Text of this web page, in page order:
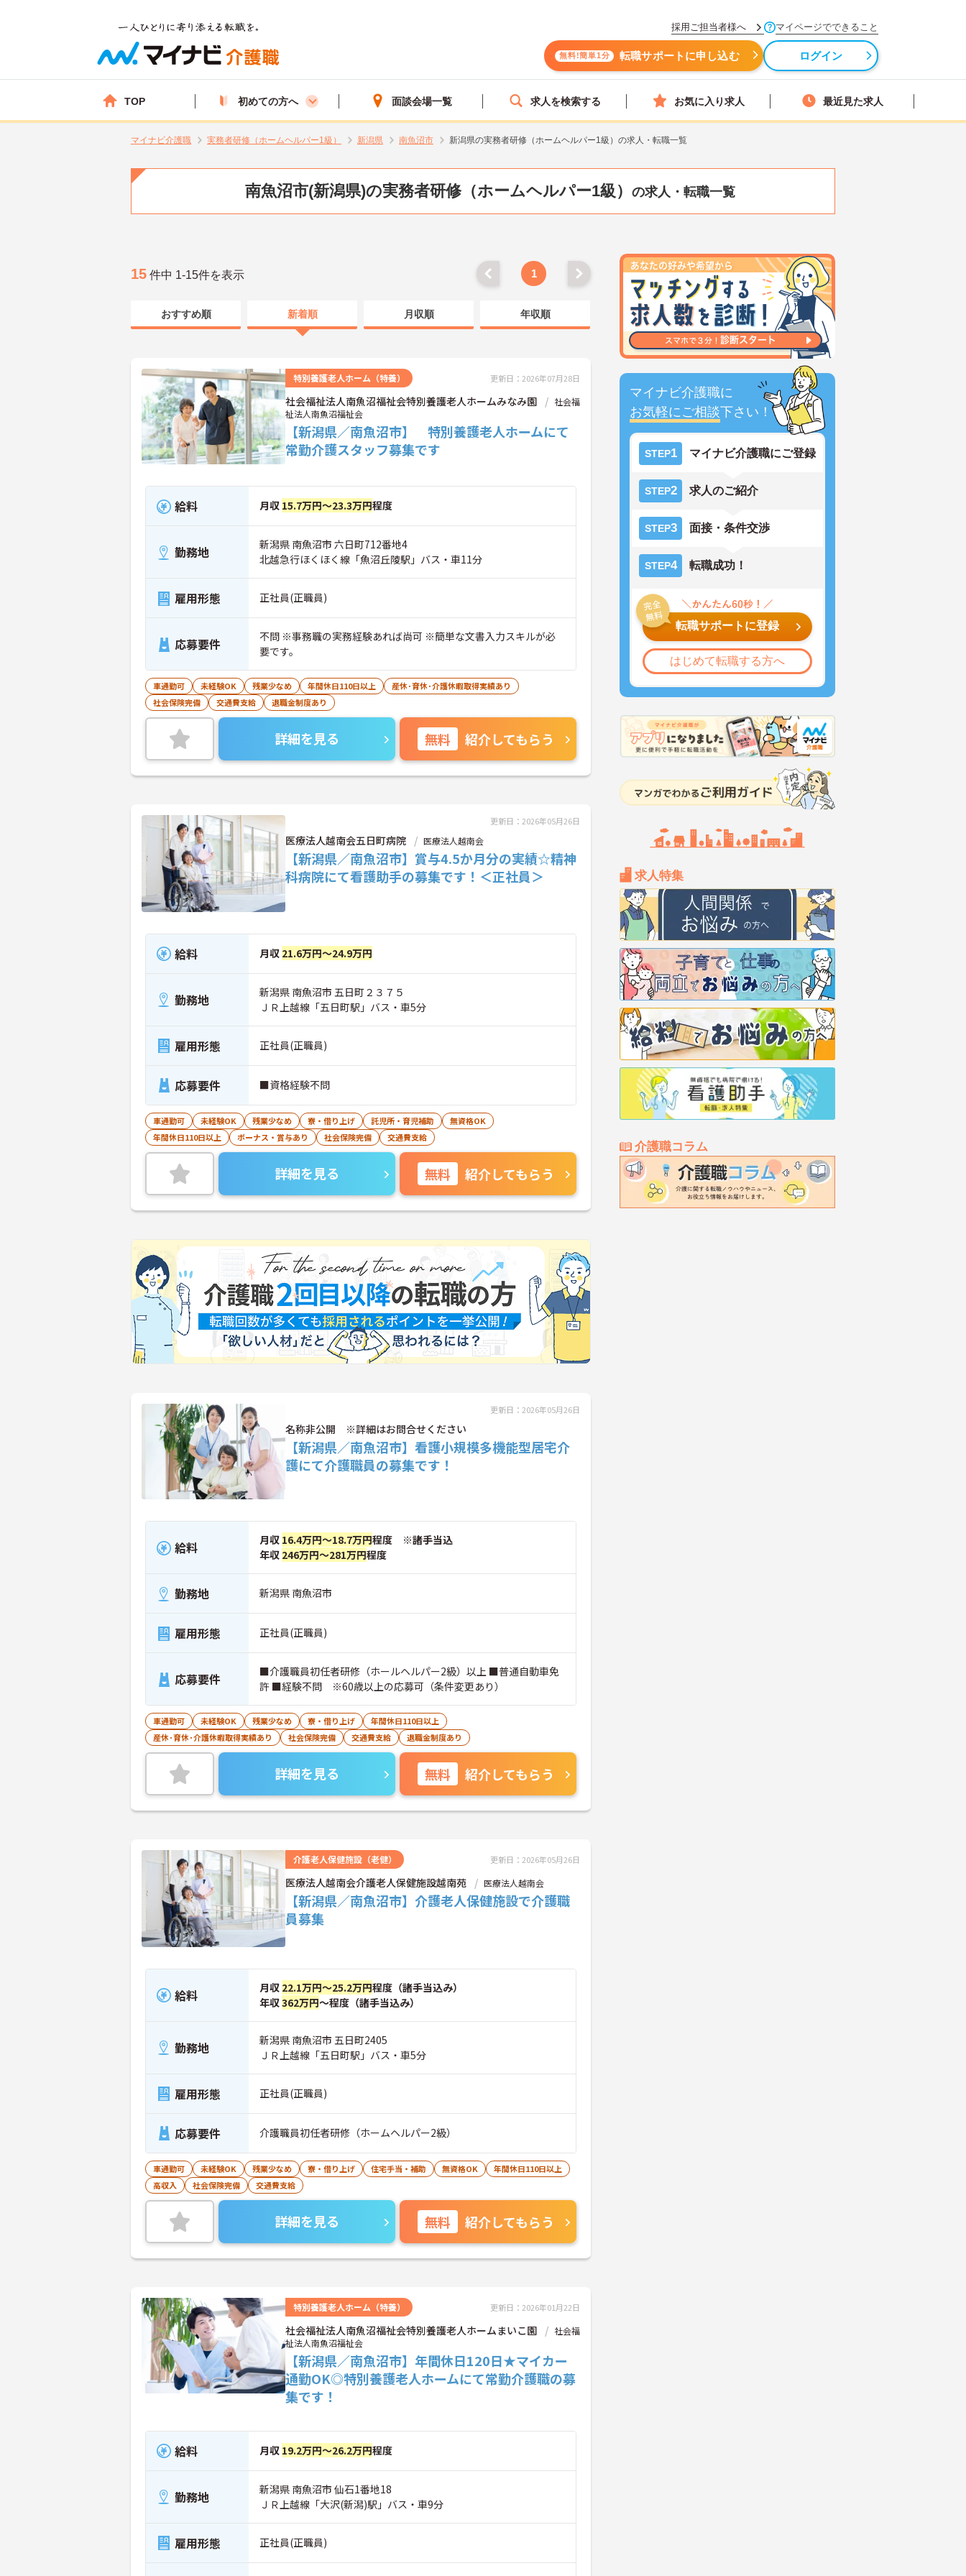
採用ご担当者様へ マイページでできること
無料!簡単1分 転職サポートに申し込む ログイン
TOP 初めての方へ 面談会場一覧 求人を検索する お気に入り求人 最近見た求人
マイナビ介護職 実務者研修（ホームヘルパー1級） 新潟県 南魚沼市 新潟県の実務者研修（ホームヘルパー1級）の求人・転職一覧
南魚沼市(新潟県)の実務者研修（ホームヘルパー1級） の求人・転職一覧
マイナビ介護職に
お気軽にご相談下さい！
STEP1 マイナビ介護職にご登録
STEP2 求人のご紹介
STEP3 面接・条件交渉
STEP4 転職成功！
転職サポートに登録
はじめて転職する方へ
求人特集
介護職コラム
15 件中 1-15件を表示 1
おすすめ順 新着順 月収順 年収順
特別養護老人ホーム（特養） 更新日：2026年07月28日
社会福祉法人南魚沼福祉会特別養護老人ホームみなみ園
社会福
祉法人南魚沼福祉会
【新潟県／南魚沼市】 特別養護老人ホームにて
常勤介護スタッフ募集です
給料 月収 15.7万円～23.3万円程度
勤務地
新潟県 南魚沼市 六日町712番地4
北越急行ほくほく線「魚沼丘陵駅」バス・車11分
雇用形態 正社員(正職員)
応募要件
不問 ※事務職の実務経験あれば尚可 ※簡単な文書入力スキルが必
要です。
車通勤可 未経験OK 残業少なめ 年間休日110日以上
産休･育休･介護休暇取得実績あり
社会保険完備
交通費支給 退職金制度あり
詳細を見る 無料 紹介してもらう
更新日：2026年05月26日
医療法人越南会五日町病院 医療法人越南会
【新潟県／南魚沼市】賞与4.5か月分の実績☆精神
科病院にて看護助手の募集です！＜正社員＞
給料 月収 21.6万円～24.9万円
勤務地
新潟県 南魚沼市 五日町２３７５
ＪＲ上越線「五日町駅」バス・車5分
雇用形態 正社員(正職員)
応募要件 ■資格経験不問
車通勤可 未経験OK 残業少なめ 寮・借り上げ 託児所・育児補助
無資格OK
年間休日110日以上
ボーナス・賞与あり 社会保険完備 交通費支給
詳細を見る 無料 紹介してもらう
更新日：2026年05月26日
名称非公開 ※詳細はお問合せください
【新潟県／南魚沼市】看護小規模多機能型居宅介
護にて介護職員の募集です！
給料 月収 16.4万円～18.7万円程度 ※諸手当込
年収 246万円～281万円程度
勤務地 新潟県 南魚沼市
雇用形態 正社員(正職員)
応募要件
■介護職員初任者研修（ホールヘルパー2級）以上 ■普通自動車免
許 ■経験不問 ※60歳以上の応募可（条件変更あり）
車通勤可 未経験OK 残業少なめ 寮・借り上げ
年間休日110日以上
産休･育休･介護休暇取得実績あり
社会保険完備 交通費支給 退職金制度あり
詳細を見る 無料 紹介してもらう
介護老人保健施設（老健） 更新日：2026年05月26日
医療法人越南会介護老人保健施設越南苑 医療法人越南会
【新潟県／南魚沼市】介護老人保健施設で介護職
員募集
給料 月収 22.1万円～25.2万円程度（諸手当込み）
年収362万円～程度（諸手当込み）
勤務地
新潟県 南魚沼市 五日町2405
ＪＲ上越線「五日町駅」バス・車5分
雇用形態 正社員(正職員)
応募要件 介護職員初任者研修（ホームヘルパー2級）
車通勤可 未経験OK 残業少なめ 寮・借り上げ 住宅手当・補助 無資格OK
年間休日110日以上
高収入
社会保険完備 交通費支給
詳細を見る 無料 紹介してもらう
特別養護老人ホーム（特養） 更新日：2026年01月22日
社会福祉法人南魚沼福祉会特別養護老人ホームまいこ園
社会福
祉法人南魚沼福祉会
【新潟県／南魚沼市】年間休日120日★マイカー
通勤OK◎特別養護老人ホームにて常勤介護職の募
集です！
給料 月収 19.2万円～26.2万円程度
勤務地
新潟県 南魚沼市 仙石1番地18
ＪＲ上越線「大沢(新潟)駅」バス・車9分
雇用形態 正社員(正職員)